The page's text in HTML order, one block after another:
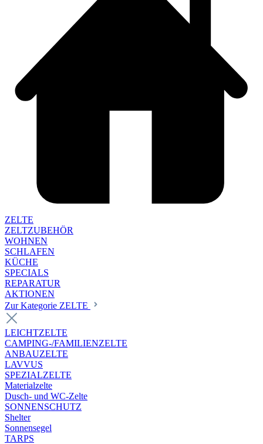
ZELTE
ZELTZUBEHÖR
WOHNEN
SCHLAFEN
KÜCHE
SPECIALS
REPARATUR
AKTIONEN
Zur Kategorie ZELTE
LEICHTZELTE
CAMPING-/FAMILIENZELTE
ANBAUZELTE
LAVVUS
SPEZIALZELTE
Materialzelte
Dusch- und WC-Zelte
SONNENSCHUTZ
Shelter
Sonnensegel
TARPS